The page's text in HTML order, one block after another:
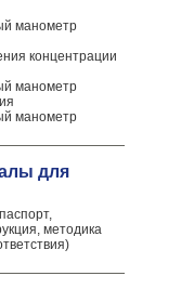
манометр
концентрации
манометр
манометр
для
методика